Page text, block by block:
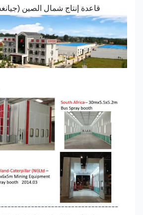
قاعدة إنتاج شمال الصين (جيانغسو ،